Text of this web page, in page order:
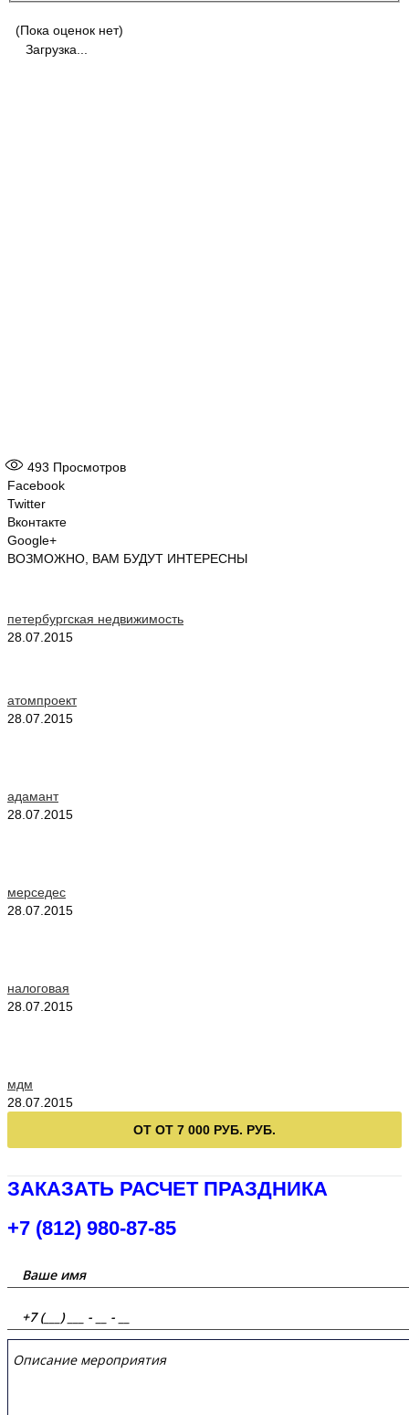
(Пока оценок нет)
Загрузка...
493 Просмотров
Facebook
Twitter
Вконтакте
Google+
ВОЗМОЖНО, ВАМ БУДУТ ИНТЕРЕСНЫ
петербургская недвижимость
28.07.2015
атомпроект
28.07.2015
адамант
28.07.2015
мерседес
28.07.2015
налоговая
28.07.2015
мдм
28.07.2015
ОТ ОТ 7 000 РУБ. РУБ.
ЗАКАЗАТЬ РАСЧЕТ ПРАЗДНИКА
+7 (812) 980-87-85